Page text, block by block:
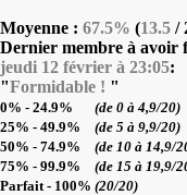
Moyenne : 67.5% (13.5 /
Dernier membre à avoir
jeudi 12 février à 23:05:
"Formidable ! "
0% - 24.9% (de 0 à 4,9/20)
25% - 49.9% (de 5 à 9,9/20)
50% - 74.9% (de 10 à 14,9/
75% - 99.9% (de 15 à 19,9/
Parfait - 100% (20/20)